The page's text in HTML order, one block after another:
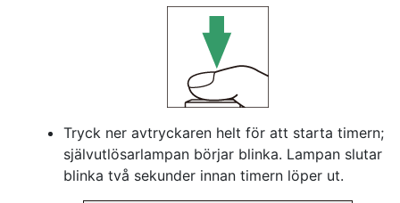
Tryck ner avtryckaren helt för att starta timern;
självutlösarlampan börjar blinka. Lampan slutar
blinka två sekunder innan timern löper ut.